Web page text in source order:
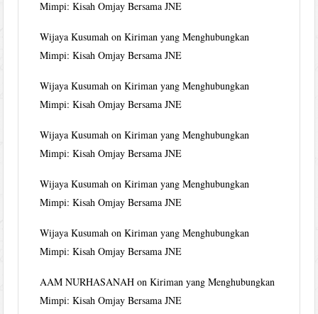
Mimpi: Kisah Omjay Bersama JNE
Wijaya Kusumah onKiriman yang Menghubungkan
Mimpi: Kisah Omjay Bersama JNE
Wijaya Kusumah onKiriman yang Menghubungkan
Mimpi: Kisah Omjay Bersama JNE
Wijaya Kusumah onKiriman yang Menghubungkan
Mimpi: Kisah Omjay Bersama JNE
Wijaya Kusumah onKiriman yang Menghubungkan
Mimpi: Kisah Omjay Bersama JNE
Wijaya Kusumah onKiriman yang Menghubungkan
Mimpi: Kisah Omjay Bersama JNE
AAM NURHASANAH onKiriman yang Menghubungkan
Mimpi: Kisah Omjay Bersama JNE